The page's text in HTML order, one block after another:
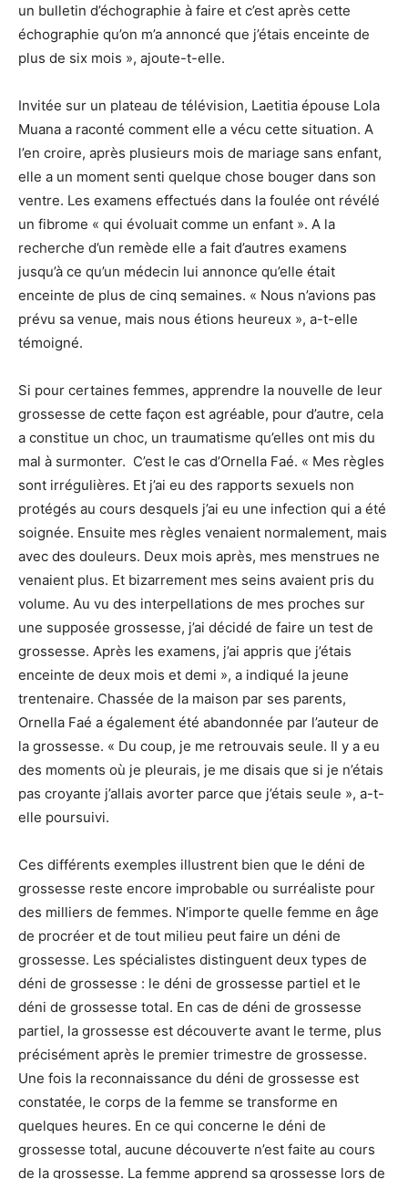
un bulletin d’échographie à faire et c’est après cette
échographie qu’on m’a annoncé que j’étais enceinte de
plus de six mois », ajoute-t-elle.
Invitée sur un plateau de télévision, Laetitia épouse Lola
Muana a raconté comment elle a vécu cette situation. A
l’en croire, après plusieurs mois de mariage sans enfant,
elle a un moment senti quelque chose bouger dans son
ventre. Les examens effectués dans la foulée ont révélé
un fibrome « qui évoluait comme un enfant ». A la
recherche d’un remède elle a fait d’autres examens
jusqu’à ce qu’un médecin lui annonce qu’elle était
enceinte de plus de cinq semaines. « Nous n’avions pas
prévu sa venue, mais nous étions heureux », a-t-elle
témoigné.
Si pour certaines femmes, apprendre la nouvelle de leur
grossesse de cette façon est agréable, pour d’autre, cela
a constitue un choc, un traumatisme qu’elles ont mis du
mal à surmonter. C’est le cas d’Ornella Faé. « Mes règles
sont irrégulières. Et j’ai eu des rapports sexuels non
protégés au cours desquels j’ai eu une infection qui a été
soignée. Ensuite mes règles venaient normalement, mais
avec des douleurs. Deux mois après, mes menstrues ne
venaient plus. Et bizarrement mes seins avaient pris du
volume. Au vu des interpellations de mes proches sur
une supposée grossesse, j’ai décidé de faire un test de
grossesse. Après les examens, j’ai appris que j’étais
enceinte de deux mois et demi », a indiqué la jeune
trentenaire. Chassée de la maison par ses parents,
Ornella Faé a également été abandonnée par l’auteur de
la grossesse. « Du coup, je me retrouvais seule. Il y a eu
des moments où je pleurais, je me disais que si je n’étais
pas croyante j’allais avorter parce que j’étais seule », a-t-
elle poursuivi.
Ces différents exemples illustrent bien que le déni de
grossesse reste encore improbable ou surréaliste pour
des milliers de femmes. N’importe quelle femme en âge
de procréer et de tout milieu peut faire un déni de
grossesse. Les spécialistes distinguent deux types de
déni de grossesse : le déni de grossesse partiel et le
déni de grossesse total. En cas de déni de grossesse
partiel, la grossesse est découverte avant le terme, plus
précisément après le premier trimestre de grossesse.
Une fois la reconnaissance du déni de grossesse est
constatée, le corps de la femme se transforme en
quelques heures. En ce qui concerne le déni de
grossesse total, aucune découverte n’est faite au cours
de la grossesse. La femme apprend sa grossesse lors de